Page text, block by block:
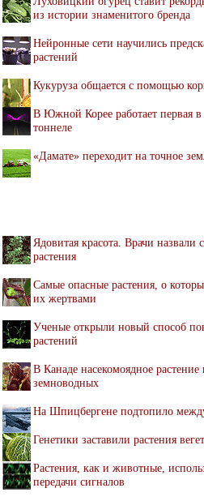
из истории знаменитого бренда
Нейронные сети научились
растений
Кукуруза общается с помощью
В Южной Корее работает первая
тоннеле
«Дамате» переходит на точное
Ядовитая красота. Врачи назвали
растения
Самые опасные растения, о
их жертвами
Ученые открыли новый способ
растений
В Канаде насекомоядное
земноводных
На Шпицбергене подтопило
Генетики заставили растения
Растения, как и животные,
передачи сигналов